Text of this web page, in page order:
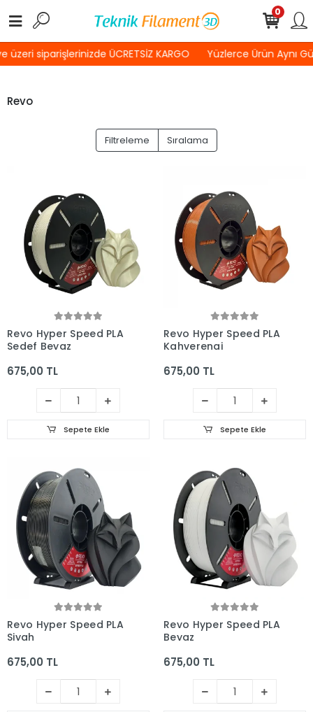
siparişlerinizde ÜCRETSİZ KARGO Yüzlerce Ürün Aynı
0
Revo
Filtreleme Sıralama
Revo Hyper Speed PLA
Sedef Beyaz
675,00 TL
Sepete Ekle
Revo Hyper Speed PLA
Kahverengi
675,00 TL
Sepete Ekle
Revo Hyper Speed PLA
Siyah
675,00 TL
Revo Hyper Speed PLA
Beyaz
675,00 TL